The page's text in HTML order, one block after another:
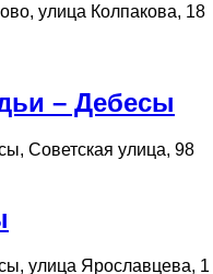
улица Колпакова, 18
– Дебесы
Советская улица, 98
улица Ярославцева, 1